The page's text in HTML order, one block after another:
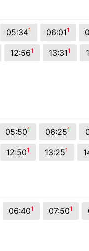
05:341 06:011
12:561 13:311
05:501 06:251
12:501 13:251
06:401 07:501